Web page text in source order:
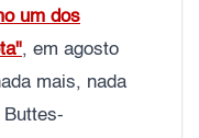
um dos
, em agosto
mais, nada
Buttes-